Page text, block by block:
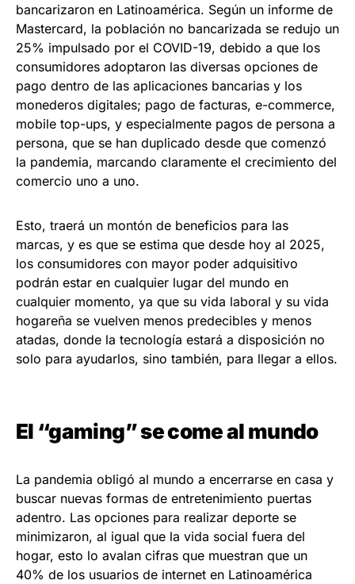
bancarizaron en Latinoamérica. Según un informe de
Mastercard, la población no bancarizada se redujo un
25% impulsado por el COVID-19, debido a que los
consumidores adoptaron las diversas opciones de
pago dentro de las aplicaciones bancarias y los
monederos digitales; pago de facturas, e-commerce,
mobile top-ups, y especialmente pagos de persona a
persona, que se han duplicado desde que comenzó
la pandemia, marcando claramente el crecimiento del
comercio uno a uno.
Esto, traerá un montón de beneficios para las
marcas, y es que se estima que desde hoy al 2025,
los consumidores con mayor poder adquisitivo
podrán estar en cualquier lugar del mundo en
cualquier momento, ya que su vida laboral y su vida
hogareña se vuelven menos predecibles y menos
atadas, donde la tecnología estará a disposición no
solo para ayudarlos, sino también, para llegar a ellos.
El “gaming” se come al mundo
La pandemia obligó al mundo a encerrarse en casa y
buscar nuevas formas de entretenimiento puertas
adentro. Las opciones para realizar deporte se
minimizaron, al igual que la vida social fuera del
hogar, esto lo avalan cifras que muestran que un
40% de los usuarios de internet en Latinoamérica